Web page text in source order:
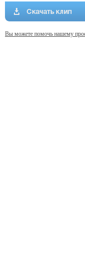
Вы можете помочь нашему